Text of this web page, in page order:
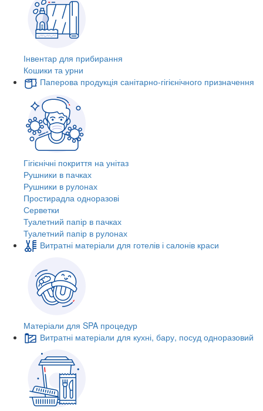
Інвентар для прибирання
Кошики та урни
Паперова продукція санітарно-гігієнічного призначення
Гігієнічні покриття на унітаз
Рушники в пачках
Рушники в рулонах
Простирадла одноразові
Серветки
Туалетний папір в пачках
Туалетний папір в рулонах
Витратні матеріали для готелів і салонів краси
Матеріали для SPA процедур
Витратні матеріали для кухні, бару, посуд одноразовий